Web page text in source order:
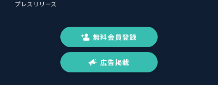
プレスリリース
無料会員登録
広告掲載